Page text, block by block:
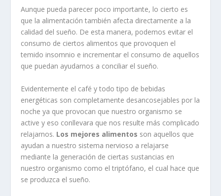
Aunque pueda parecer poco importante, lo cierto es
que la alimentación también afecta directamente a la
calidad del sueño. De esta manera, podemos evitar el
consumo de ciertos alimentos que provoquen el
temido insomnio e incrementar el consumo de aquellos
que puedan ayudarnos a conciliar el sueño.
Evidentemente el café y todo tipo de bebidas
energéticas son completamente desancosejables por la
noche ya que provocan que nuestro organismo se
active y eso conllevara que nos resulte más complicado
relajarnos. Los mejores alimentos son aquellos que
ayudan a nuestro sistema nervioso a relajarse
mediante la generación de ciertas sustancias en
nuestro organismo como el triptófano, el cual hace que
se produzca el sueño.